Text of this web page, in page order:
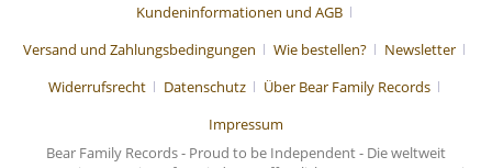
Kundeninformationen und AGB
Versand und Zahlungsbedingungen
Wie bestellen?
Newsletter
Widerrufsrecht
Datenschutz
Über Bear Family Records
Impressum
Bear Family Records - Proud to be Independent - Die weltweit